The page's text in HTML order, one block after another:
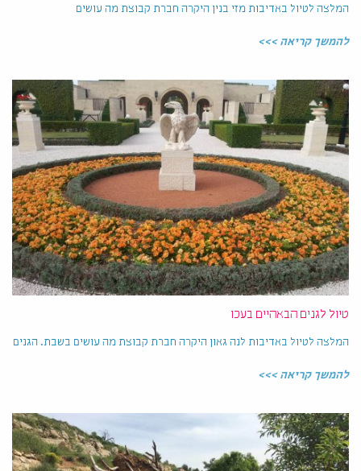
המלצה לטיול באדיבות מזי בנין היקרה חברת קבוצת מה עושים
להמשך קריאה >>>
טיול לגנים הבאהיים בעכו
המלצה לטיול באדיבות לנה גאון היקרה חברת קבוצת מה עושים בשבת. הגנים
להמשך קריאה >>>